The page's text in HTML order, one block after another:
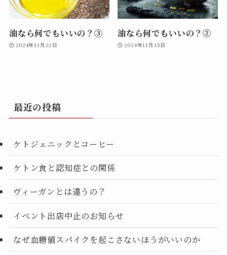
油なら何でもいいの？③
2024年11月22日
油なら何でもいいの？②
2024年11月15日
最近の投稿
ケトジェニックとコーヒー
ケトン食と認知症との関係
ヴィーガンとは違うの？
イベント出店中止のお知らせ
なぜ血糖値スパイクを起こさないほうがいいのか